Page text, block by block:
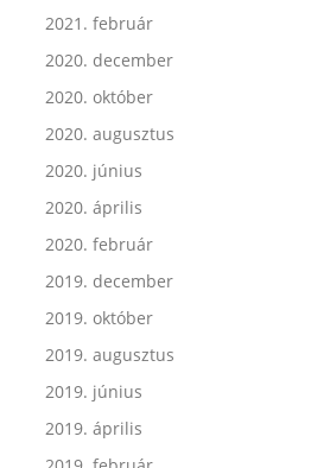
2021. február
2020. december
2020. október
2020. augusztus
2020. június
2020. április
2020. február
2019. december
2019. október
2019. augusztus
2019. június
2019. április